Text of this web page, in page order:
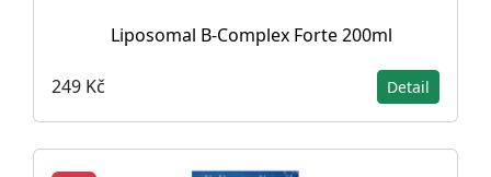
Liposomal B-Complex Forte 200ml
249 Kč Detail